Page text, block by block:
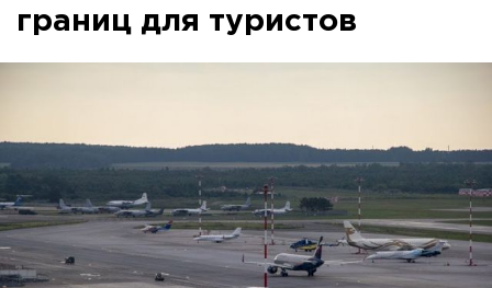
границ для туристов